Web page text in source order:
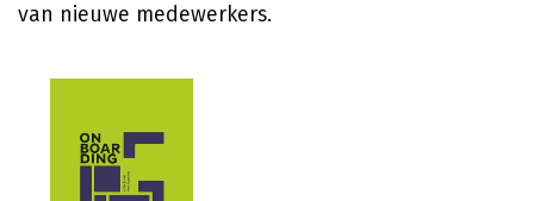
van nieuwe medewerkers.